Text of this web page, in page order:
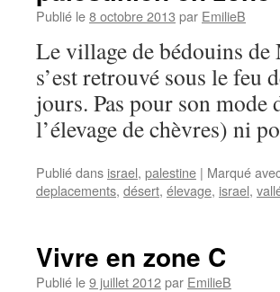
Publié le8 octobre 2013 par EmilieB
Le village de bédouins
s’est retrouvé sous le feu
jours. Pas pour son
l’élevage de chèvres) ni
Publié dans israel, palestine | Marqué
deplacements, désert, élevage, israel,
Vivre en zone C
Publié le9 juillet 2012par EmilieB